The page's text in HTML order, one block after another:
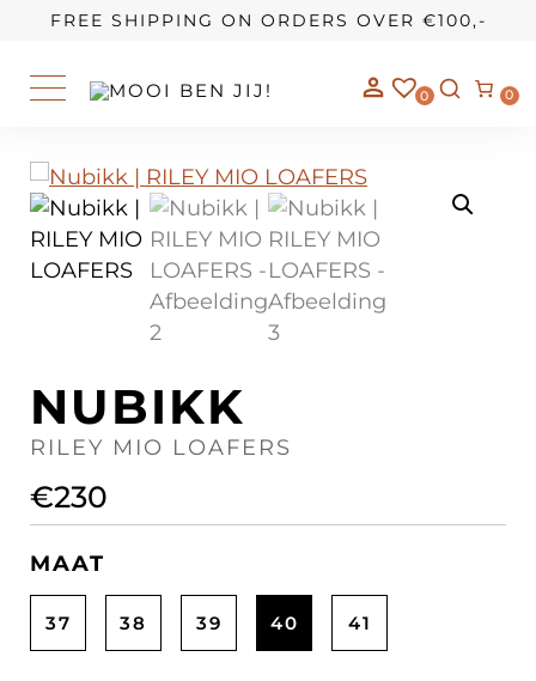
FREE SHIPPING ON ORDERS OVER €100,-
0 0
OUR STORY
NUBIKK
RILEY MIO LOAFERS
€230
MAAT
37 38 39 40 41